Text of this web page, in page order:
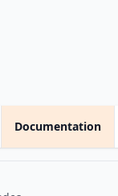
Documentation